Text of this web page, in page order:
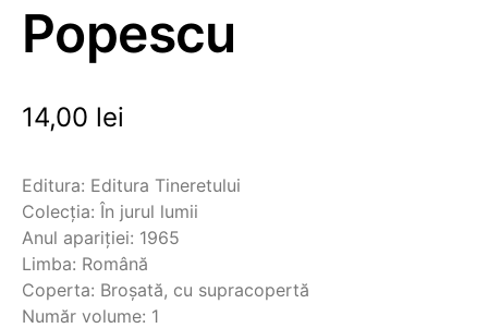
Popescu
14,00 lei
Editura: Editura Tineretului
Colecția: În jurul lumii
Anul apariției: 1965
Limba: Română
Coperta: Broșată, cu supracopertă
Număr volume: 1